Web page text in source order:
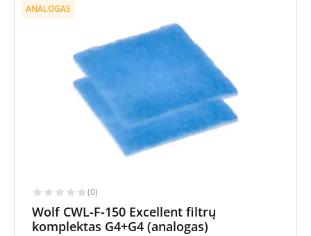
ANALOGAS
(0)
Wolf CWL-F-150 Excellent filtrų
komplektas G4+G4 (analogas)